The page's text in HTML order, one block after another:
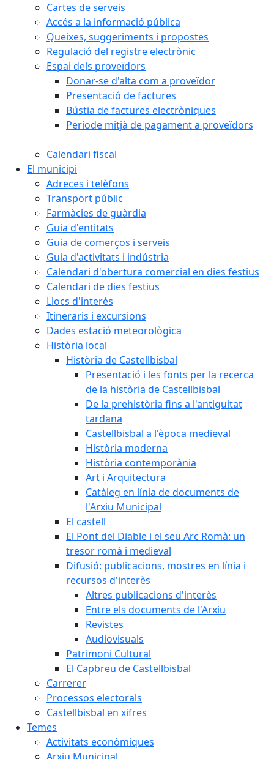
Cartes de serveis
Accés a la informació pública
Queixes, suggeriments i propostes
Regulació del registre electrònic
Espai dels proveïdors
Donar-se d'alta com a proveïdor
Presentació de factures
Bústia de factures electròniques
Període mitjà de pagament a proveïdors
Calendari fiscal
El municipi
Adreces i telèfons
Transport públic
Farmàcies de guàrdia
Guia d'entitats
Guia de comerços i serveis
Guia d'activitats i indústria
Calendari d'obertura comercial en dies festius
Calendari de dies festius
Llocs d'interès
Itineraris i excursions
Dades estació meteorològica
Història local
Història de Castellbisbal
Presentació i les fonts per la recerca
de la història de Castellbisbal
De la prehistòria fins a l'antiguitat
tardana
Castellbisbal a l'època medieval
Història moderna
Història contemporània
Art i Arquitectura
Catàleg en línia de documents de
l'Arxiu Municipal
El castell
El Pont del Diable i el seu Arc Romà: un
tresor romà i medieval
Difusió: publicacions, mostres en línia i
recursos d'interès
Altres publicacions d'interès
Entre els documents de l'Arxiu
Revistes
Audiovisuals
Patrimoni Cultural
El Capbreu de Castellbisbal
Carrerer
Processos electorals
Castellbisbal en xifres
Temes
Activitats econòmiques